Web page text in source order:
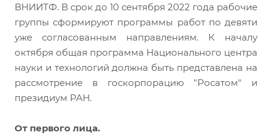
ВНИИТФ. В срок до 10 сентября 2022 года рабочие
группы сформируют программы работ по девяти
уже согласованным направлениям. К началу
октября общая программа Национального центра
науки и технологий должна быть представлена на
рассмотрение в госкорпорацию "Росатом" и
президиум РАН.
От первого лица.